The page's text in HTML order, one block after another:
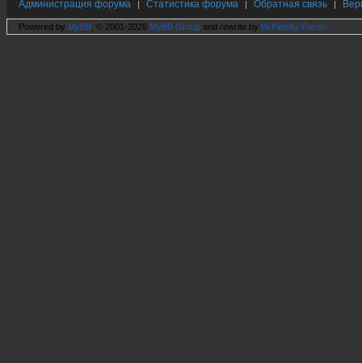
Администрация форума | Статистика форума | Обратная связь |
Powered by MyBB , © 2001-2026 MyBB Group and rewrite by Hi Fidelity Forum